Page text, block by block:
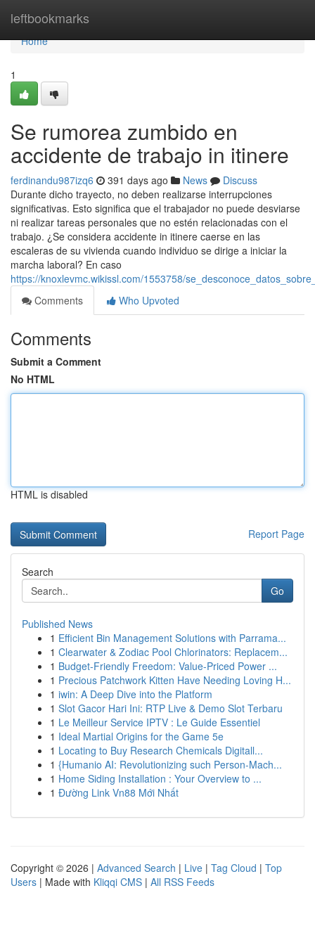
leftbookmarks
Home
Home
1
Se rumorea zumbido en
accidente de trabajo in itinere
ferdinandu987izq6 391 days ago News
Discuss
Durante dicho trayecto, no deben realizarse interrupciones
significativas. Esto significa que el trabajador no puede desviarse
ni realizar tareas personales que no estén relacionadas con el
trabajo. ¿Se considera accidente in itinere caerse en las
escaleras de su vivienda cuando individuo se dirige a iniciar la
marcha laboral? En caso
https://knoxlevmc.wikissl.com/1553758/
Comments
Who Upvoted
Comments
Submit a Comment
No HTML
HTML is disabled
Report Page
Search
Go
Published News
1 Efficient Bin Management Solutions with Parrama...
1 Clearwater & Zodiac Pool Chlorinators: Replacem...
1 Budget-Friendly Freedom: Value-Priced Power ...
1 Precious Patchwork Kitten Have Needing Loving H...
1 iwin: A Deep Dive into the Platform
1 Slot Gacor Hari Ini: RTP Live & Demo Slot Terbaru
1 Le Meilleur Service IPTV : Le Guide Essentiel
1 Ideal Martial Origins for the Game 5e
1 Locating to Buy Research Chemicals Digitall...
1 {Humanio AI: Revolutionizing such Person-Mach...
1 Home Siding Installation : Your Overview to ...
1 Đường Link Vn88 Mới Nhất
Copyright © 2026 | Advanced Search | Live | Tag Cloud | Top
Users | Made with Kliqqi CMS | All RSS Feeds